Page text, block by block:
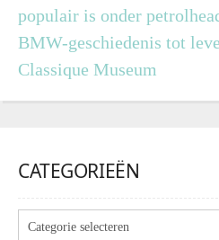
populair is onder
BMW-geschiedenis tot
Classique Museum
CATEGORIEËN